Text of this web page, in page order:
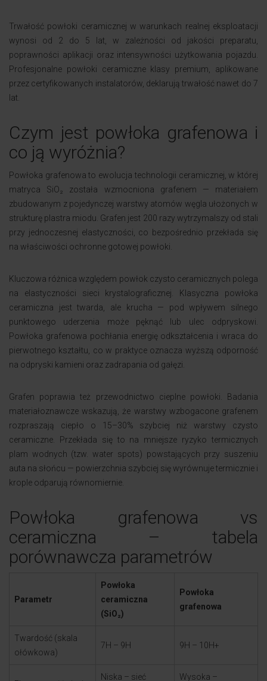
Trwałość powłoki ceramicznej w warunkach realnej eksploatacji
wynosi od 2 do 5 lat, w zależności od jakości preparatu,
poprawności aplikacji oraz intensywności użytkowania pojazdu.
Profesjonalne powłoki ceramiczne klasy premium, aplikowane
przez certyfikowanych instalatorów, deklarują trwałość nawet do 7
lat.
Czym jest powłoka grafenowa i
co ją wyróżnia?
Powłoka grafenowa to ewolucja technologii ceramicznej, w której
matryca SiO₂ została wzmocniona grafenem — materiałem
zbudowanym z pojedynczej warstwy atomów węgla ułożonych w
strukturę plastra miodu. Grafen jest 200 razy wytrzymalszy od stali
przy jednoczesnej elastyczności, co bezpośrednio przekłada się
na właściwości ochronne gotowej powłoki.
Kluczowa różnica względem powłok czysto ceramicznych polega
na elastyczności sieci krystalograficznej. Klasyczna powłoka
ceramiczna jest twarda, ale krucha — pod wpływem silnego
punktowego uderzenia może pęknąć lub ulec odpryskowi.
Powłoka grafenowa pochłania energię odkształcenia i wraca do
pierwotnego kształtu, co w praktyce oznacza wyższą odporność
na odpryski kamieni oraz zadrapania od gałęzi.
Grafen poprawia też przewodnictwo cieplne powłoki. Badania
materiałoznawcze wskazują, że warstwy wzbogacone grafenem
rozpraszają ciepło o 15–30% szybciej niż warstwy czysto
ceramiczne. Przekłada się to na mniejsze ryzyko termicznych
plam wodnych (tzw. water spots) powstających przy suszeniu
auta na słońcu — powierzchnia szybciej się wyrównuje termicznie i
krople odparują równomiernie.
Powłoka grafenowa vs
ceramiczna – tabela
porównawcza parametrów
Parametr
Powłoka
ceramiczna
(SiO₂)
Powłoka
grafenowa
Twardość (skala
ołówkowa)
7H – 9H 9H – 10H+
Niska – sieć Wysoka –